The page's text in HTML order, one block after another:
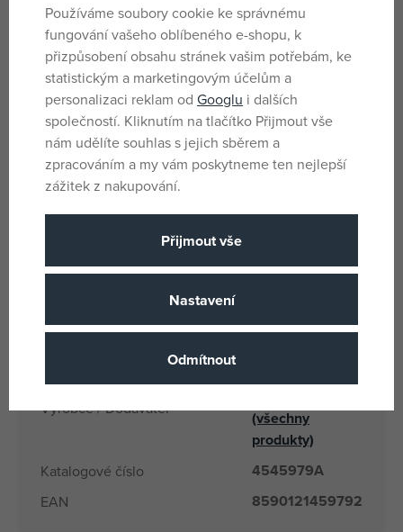
Pro děti bez omezení věku.
Parametry
Pohlaví Pro holky i kluky
Barva Vícebarevné
Materiál
Výrobce / Dodavatel
(všechny
produkty)
Katalogové číslo 4545979A
EAN 8590121459792
Používáme soubory cookie ke správnému
fungování vašeho oblíbeného e-shopu, k
přizpůsobení obsahu stránek vašim potřebám, ke
statistickým a marketingovým účelům a
personalizaci reklam od Googlu i dalších
společností. Kliknutím na tlačítko Přijmout vše
nám udělíte souhlas s jejich sběrem a
zpracováním a my vám poskytneme ten nejlepší
zážitek z nakupování.
Přijmout vše
Nastavení
Odmítnout